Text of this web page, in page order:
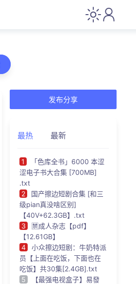
发布分享
最热 最新
1
「色库全书」6000 本涩
涩电子书大合集 [700MB]
.txt
2
国产擦边短剧合集 [和三
级pian真没啥区别]
【40V+62.3GB】.txt
3
🈲成人杂志【pdf】
【12.61GB】
4
小众擦边短剧：牛奶特派
员【上面在吃饭，下面也在
吃饭】共30集[2.4GB].txt
5
【最强电视盒子】易發